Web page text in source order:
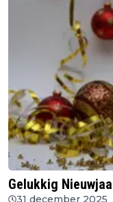
Gelukkig
31 december 2025